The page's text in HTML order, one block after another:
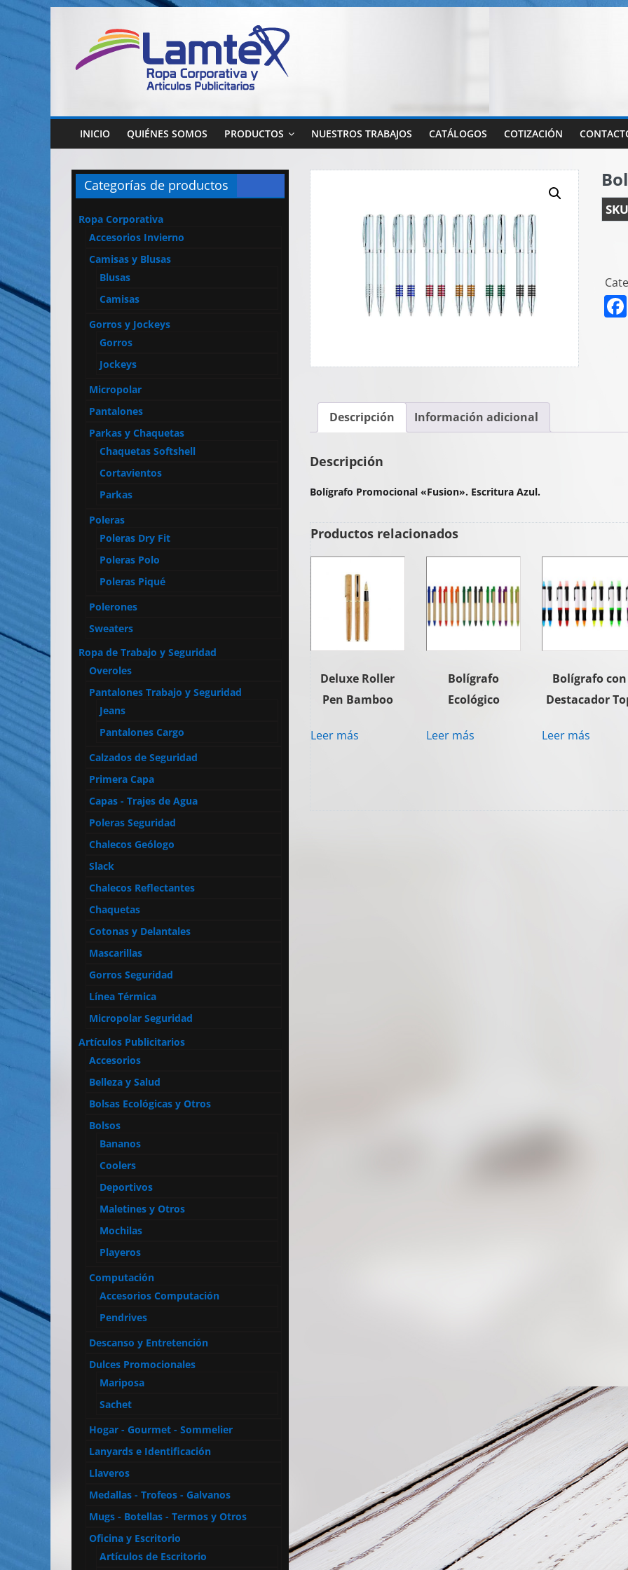
contenido
Lamtex
Corporativa
de
Trabajo
Seguridad
Diseño
Artículos
Publicitarios
Implementos
Seguridad
INICIO QUIÉNES SOMOS PRODUCTOS NUESTROS TRABAJOS CATÁLOGOS COTIZACIÓN
Descripción Información adicional
Descripción
Bolígrafo Promocional «Fusion». Escritura Azul.
Productos relacionados
Deluxe Roller
Pen Bamboo
Leer más
Bolígrafo
Ecológico
Leer más
Bolígrafo con
Destacador
Leer más
Categorías de productos
Ropa Corporativa
Accesorios Invierno
Camisas y Blusas
Blusas
Camisas
Gorros y Jockeys
Gorros
Jockeys
Micropolar
Pantalones
Parkas y Chaquetas
Chaquetas Softshell
Cortavientos
Parkas
Poleras
Poleras Dry Fit
Poleras Polo
Poleras Piqué
Polerones
Sweaters
Ropa de Trabajo y Seguridad
Overoles
Pantalones Trabajo y Seguridad
Jeans
Pantalones Cargo
Calzados de Seguridad
Primera Capa
Capas - Trajes de Agua
Poleras Seguridad
Chalecos Geólogo
Slack
Chalecos Reflectantes
Chaquetas
Cotonas y Delantales
Mascarillas
Gorros Seguridad
Línea Térmica
Micropolar Seguridad
Artículos Publicitarios
Accesorios
Belleza y Salud
Bolsas Ecológicas y Otros
Bolsos
Bananos
Coolers
Deportivos
Maletines y Otros
Mochilas
Playeros
Computación
Accesorios Computación
Pendrives
Descanso y Entretención
Dulces Promocionales
Mariposa
Sachet
Hogar - Gourmet - Sommelier
Lanyards e Identificación
Llaveros
Medallas - Trofeos - Galvanos
Mugs - Botellas - Termos y Otros
Oficina y Escritorio
Artículos de Escritorio